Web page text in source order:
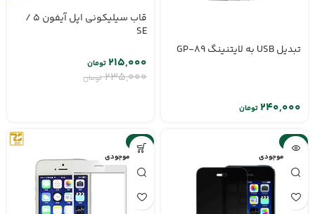
تبدیل USB به لایتنینگ GP-89
تومان
قاب سیلیکونی اپل آیفون 5 /
SE
۲۳۵,۰۰۰ تومان
۲۱۵,۰۰۰تومان
-10%
اتمام موجودی
-9%
اتمام موجودی